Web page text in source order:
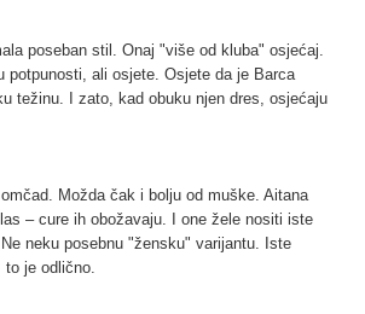
poseban stil. Onaj "više od kluba" osjećaj.
potpunosti, ali osjete. Osjete da je Barca
težinu. I zato, kad obuku njen dres, osjećaju
Možda čak i bolju od muške. Aitana
– cure ih obožavaju. I one žele nositi iste
neku posebnu "žensku" varijantu. Iste
to je odlično.